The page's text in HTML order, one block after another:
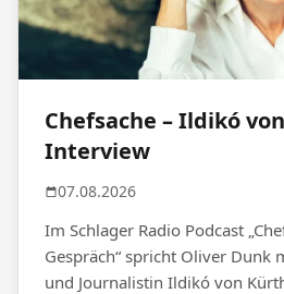
Chefsache – Ildikó
Interview
07.08.2026
Im Schlager Radio Podcast
Gespräch“ spricht Oliver Dunk
und Journalistin Ildikó von